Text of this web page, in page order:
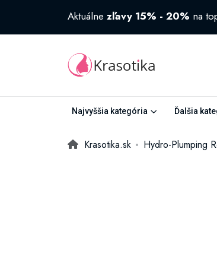
Aktuálne zľavy 15% - 20% na
Najvyššia kategória Ďalšia
Krasotika.sk Hydro-Plumping